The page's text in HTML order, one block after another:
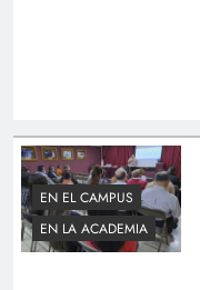
EN EL CAMPUS
EN LA ACADEMIA